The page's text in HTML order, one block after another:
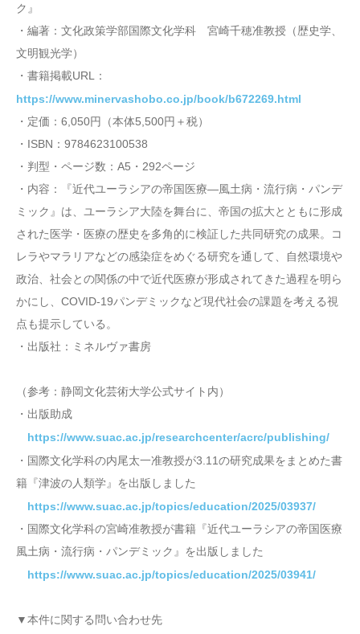
ク』
・編著：文化政策学部国際文化学科 宮崎千穂准教授（歴史学、
文明観光学）
・書籍掲載URL：
https://www.minervashobo.co.jp/book/b672269.html
・定価：6,050円（本体5,500円＋税）
・ISBN：9784623100538
・判型・ページ数：A5・292ページ
・内容：『近代ユーラシアの帝国医療―風土病・流行病・パンデ
ミック』は、ユーラシア大陸を舞台に、帝国の拡大とともに形成
された医学・医療の歴史を多角的に検証した共同研究の成果。コ
レラやマラリアなどの感染症をめぐる研究を通して、自然環境や
政治、社会との関係の中で近代医療が形成されてきた過程を明ら
かにし、COVID-19パンデミックなど現代社会の課題を考える視
点も提示している。
・出版社：ミネルヴァ書房
（参考：静岡文化芸術大学公式サイト内）
・出版助成
https://www.suac.ac.jp/researchcenter/acrc/publishing/
・国際文化学科の内尾太一准教授が3.11の研究成果をまとめた書
籍『津波の人類学』を出版しました
https://www.suac.ac.jp/topics/education/2025/03937/
・国際文化学科の宮崎准教授が書籍『近代ユーラシアの帝国医療
風土病・流行病・パンデミック』を出版しました
https://www.suac.ac.jp/topics/education/2025/03941/
▼本件に関する問い合わせ先